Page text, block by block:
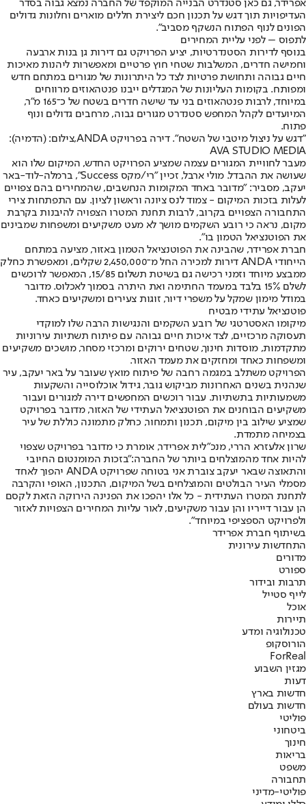
אפרידר, גם כאן סטנדרט הבנייה המוקפד של החברה נמצא גבוה בסדר
העדיפויות תוך דגש על תכנון חכם ליצירת חללים מוארים וחלונות גדולים
הפונים לנוף הפתוח הנשקף מסביב".
לתפוס – לפני עליית המחירים
בנוסף לדירות הסטנדרטיות, יציע הפרויקט גם דירות גן בנות ארבעה
וחמישה חדרים, המשלבות שטחי חוץ פרטיים ומאפשרות ליהנות מאיכות
חיים גבוהה ותחושת פרטיות לצד כל היתרונות של מגורים במתחם חדש
ומפותח. בקומות העליונות של המגדלים ייבנו פנטהאוזים מרווחים
במיוחד, לרבות פנטהאוזים בני עד שישה חדרים בשטח של כ־165 מ"ר,
המיועדים לקהל המחפש סטנדרט מגורים גבוה, מרחבים גדולים ונוף
פתוח.
"דגש על ניצול מיטבי של השטח". דירה בפרויקט ANDA,צילום: (הדמיה):
AVA STUDIO MEDIA
מעבר לחוויית המגורים עצמה שמציע הפרויקט החדש, המיקום שלו הוא
שעושה את ההבדל. מולי ארבל, זכיין "רי/מקס Success", ברמלה-לוד-באר
יעקב, מסביר: "מדובר באחד המקומות הנחשבים, שהמחירים בהם צפויים
לעלות בזכות המיקום - צמוד לנס ציונה וראשון לציון. עם התפתחות צירי
התחבורה הצפויים בקרוב, לרבות תחנת המטרו הצפויה להיבנות בקרבת
מקום, נראה כי רובע השקמים מושך לא מעט משקיעים ומשפחות שמבינים
את הפוטנציאל הטמון בו".
חברת אפרידר, שהבינה את הפוטנציאל הטמון באזור, מציעה במתחם
הייחודי ANDA דירות למכירה החל מ־2,450,000 שקלים, ומאפשרת כחלק
ממבצע מיוחד וזמני רכישה גם בשיטת תשלום 15/85, המאפשר לרוכשים
לשלם 15% בלבד במעמד החתימה ואת היתרה בסמוך לאכלוס. מדובר
במודל מימון שמקל על משפרי דיור, זוגות צעירים ומשקיעים כאחד.
פוטנציאל עתידי מבטיח
מיקומו האסטרטגי של רובע השקמים והנגישות הרבה שלו למוקדי
תעסוקה מרכזיים, לצד איכות חיים גבוהה עם פיתוח תשתיות עירוניות
מתקדמות, מוסדות חינוך, שטחים ירוקים ומרכזי מסחר, מושכים משקיעים
ומשפחות כאחד ומחזקים את מעמד האזור.
הפרויקט משתלב במגמה רחבה של פיתוח מואץ שעובר על באר יעקב, עיר
שנהנית בשנים האחרונות מביקוש גובר, גידול אוכלוסייה והשקעות
משמעותיות בתשתיות. עבור רוכשים המחפשים דירה למגורים ועבור
משקיעים הבוחנים את הפוטנציאל העתידי של האזור, מדובר בפרויקט
שמציע שילוב בין מיקום, תכנון ותמחור, כחלק מתמונה כוללת של עיר
בצמיחה מתמדת.
שרון אלעזרא הררי, מנכ"לית אפרידר, אומרת כי מדובר בפרויקט שצפוי
להיות אחד מהמוצלחים ביותר של החברה:"בזכות המומנטום החיובי
והתאוצה שבאר יעקב צוברת אני בטוחה שפרויקט ANDA יהפוך לאחד
מסמלי העיר הבולטים והמוצלחים בשל המיקום, התכנון, האופי והקרבה
לתחנת המטרו העתידית - כל אלו יהפכו את הפנינה הירוקה הזאת לקסם
הן עבור דייריו והן עבור משקיעים, לאור עליות המחירים הצפויות לאזור
ולפרויקט הספציפי במיוחד".
בשיתוף חברת אפרידר
התחדשות עירונית
מדורים
ספורט
תרבות ובידור
לייף סטייל
אוכל
תיירות
טכנולוגיה ומדע
הורוסקופ
ForReal
מגזין השבוע
דעות
חדשות בארץ
חדשות בעולם
פוליטי
ביטחוני
חינוך
בריאות
משפט
תחבורה
פוליטי-מדיני